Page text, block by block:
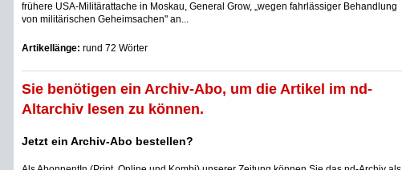
frühere USA-Militärattache in Moskau, General Grow, „wegen fahrlässiger Behandlung
von militärischen Geheimsachen" an...
Artikellänge: rund 72 Wörter
Sie benötigen ein Archiv-Abo, um die Artikel im nd-
Altarchiv lesen zu können.
Jetzt ein Archiv-Abo bestellen?